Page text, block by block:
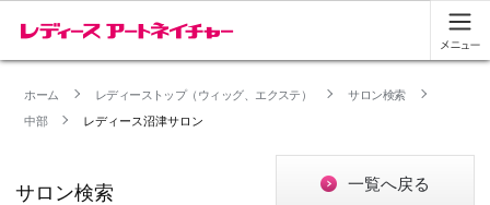
ホーム レディーストップ（ウィッグ、エクステ）
サロン検索
中部
レディース沼津サロン
サロン検索 一覧へ戻る